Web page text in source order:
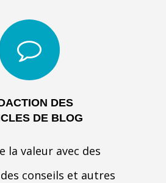
DES
DE BLOG
la valeur avec des
conseils et autres